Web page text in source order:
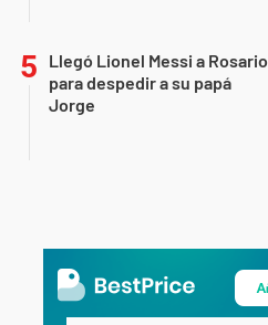
Llegó Lionel Messi a Rosario
para despedir a su papá
Jorge